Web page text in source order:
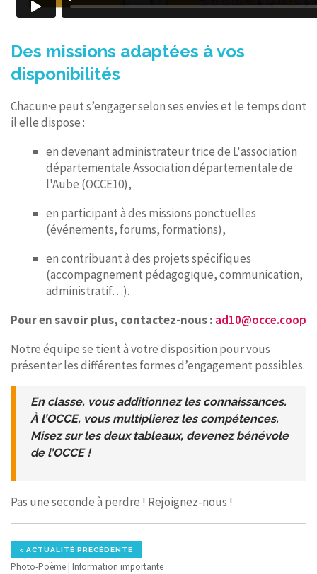
Des missions adaptées à vos
disponibilités
Chacun·e peut s’engager selon ses envies et le temps dont
il·elle dispose :
en devenant administrateur·trice de L'association
départementale Association départementale de
l'Aube (OCCE10),
en participant à des missions ponctuelles
(événements, forums, formations),
en contribuant à des projets spécifiques
(accompagnement pédagogique, communication,
administratif…).
Pour en savoir plus, contactez-nous : ad10@occe.coop
Notre équipe se tient à votre disposition pour vous
présenter les différentes formes d’engagement possibles.
En classe, vous additionnez les connaissances.
À l’OCCE, vous multiplierez les compétences.
Misez sur les deux tableaux, devenez bénévole
de l’OCCE !
Pas une seconde à perdre ! Rejoignez-nous !
< ACTUALITÉ PRÉCÉDENTE
Photo-Poème | Information importante